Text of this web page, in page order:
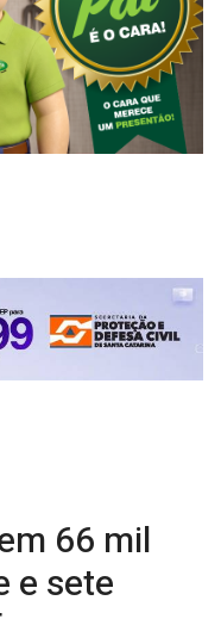
66 mil
e sete